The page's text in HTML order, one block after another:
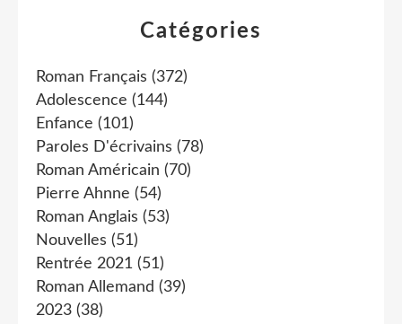
Catégories
Roman Français (372)
Adolescence (144)
Enfance (101)
Paroles D'écrivains (78)
Roman Américain (70)
Pierre Ahnne (54)
Roman Anglais (53)
Nouvelles (51)
Rentrée 2021 (51)
Roman Allemand (39)
2023 (38)